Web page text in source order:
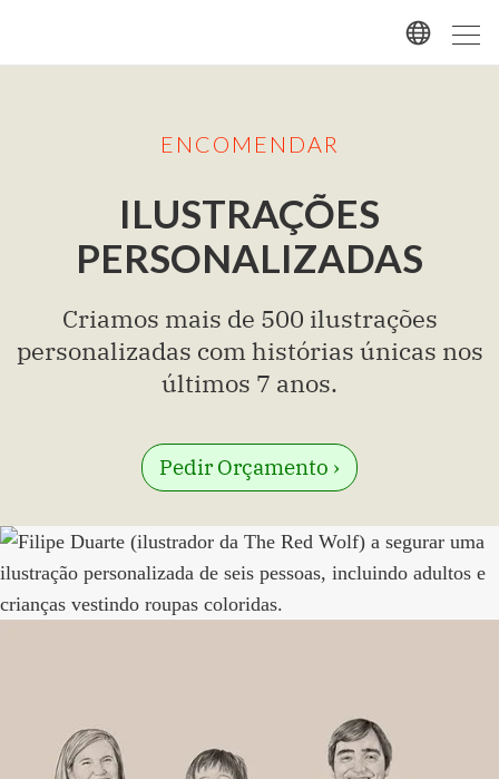
ENCOMENDAR
ILUSTRAÇÕES
PERSONALIZADAS
Criamos mais de 500 ilustrações
personalizadas com histórias únicas nos
últimos 7 anos.
Pedir Orçamento ›